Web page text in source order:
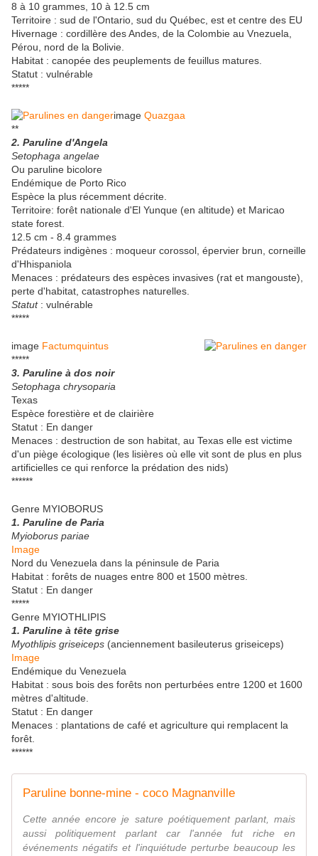
8 à 10 grammes, 10 à 12.5 cm
Territoire : sud de l'Ontario, sud du Québec, est et centre des EU
Hivernage : cordillère des Andes, de la Colombie au Vnezuela,
Pérou, nord de la Bolivie.
Habitat : canopée des peuplements de feuillus matures.
Statut : vulnérable
*****
image Quazgaa
**
2. Paruline d'Angela
Setophaga angelae
Ou paruline bicolore
Endémique de Porto Rico
Espèce la plus récemment décrite.
Territoire: forêt nationale d'El Yunque (en altitude) et Maricao
state forest.
12.5 cm - 8.4 grammes
Prédateurs indigènes : moqueur corossol, épervier brun, corneille
d'Hhispaniola
Menaces : prédateurs des espèces invasives (rat et mangouste),
perte d'habitat, catastrophes naturelles.
Statut : vulnérable
*****
image Factumquintus
*****
3. Paruline à dos noir
Setophaga chrysoparia
Texas
Espèce forestière et de clairière
Statut : En danger
Menaces : destruction de son habitat, au Texas elle est victime
d'un piège écologique (les lisières où elle vit sont de plus en plus
artificielles ce qui renforce la prédation des nids)
******
Genre MYIOBORUS
1. Paruline de Paria
Myioborus pariae
Image
Nord du Venezuela dans la péninsule de Paria
Habitat : forêts de nuages entre 800 et 1500 mètres.
Statut : En danger
*****
Genre MYIOTHLIPIS
1. Paruline à tête grise
Myothlipis griseiceps (anciennement basileuterus griseiceps)
Image
Endémique du Venezuela
Habitat : sous bois des forêts non perturbées entre 1200 et 1600
mètres d'altitude.
Statut : En danger
Menaces : plantations de café et agriculture qui remplacent la
forêt.
******
Paruline bonne-mine - coco Magnanville
Cette année encore je sature poétiquement parlant, mais
aussi politiquement parlant car l'année fut riche en
événements négatifs et l'inquiétude perturbe beaucoup les